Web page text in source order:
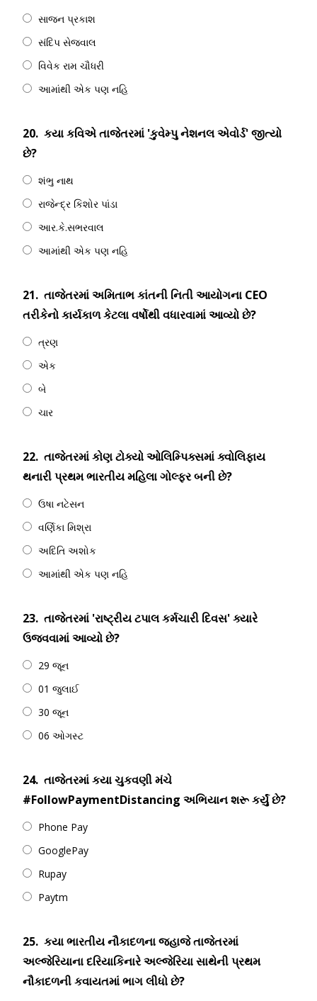
સાજન પ્રકાશ
સંદિપ સેજવાલ
વિવેક રામ ચૌધરી
આમાંથી એક પણ નહિ
20. કયા કવિએ તાજેતરમાં 'કુવેમ્પુ નેશનલ એવોર્ડ' જીત્યો
છે?
શંભુ નાથ
રાજેન્દ્ર કિશોર પાંડા
આર.કે.સભરવાલ
આમાંથી એક પણ નહિ
21. તાજેતરમાં અમિતાભ કાંતની નિતી આયોગના CEO
તરીકેનો કાર્યકાળ કેટલા વર્ષોથી વધારવામાં આવ્યો છે?
ત્રણ
એક
બે
ચાર
22. તાજેતરમાં કોણ ટોક્યો ઓલિમ્પિક્સમાં ક્વોલિફાય
થનારી પ્રથમ ભારતીય મહિલા ગોલ્ફર બની છે?
ઉષા નટેસન
વર્ણિકા મિશ્રા
અદિતિ અશોક
આમાંથી એક પણ નહિ
23. તાજેતરમાં 'રાષ્ટ્રીય ટપાલ કર્મચારી દિવસ' ક્યારે
ઉજવવામાં આવ્યો છે?
29 જૂન
01 જુલાઈ
30 જૂન
06 ઓગસ્ટ
24. તાજેતરમાં કયા ચુકવણી મંચે
#FollowPaymentDistancing અભિયાન શરૂ કર્યું છે?
Phone Pay
GooglePay
Rupay
Paytm
25. કયા ભારતીય નૌકાદળના જહાજે તાજેતરમાં
અલ્જેરિયાના દરિયાકિનારે અલ્જેરિયા સાથેની પ્રથમ
નૌકાદળની કવાયતમાં ભાગ લીધો છે?